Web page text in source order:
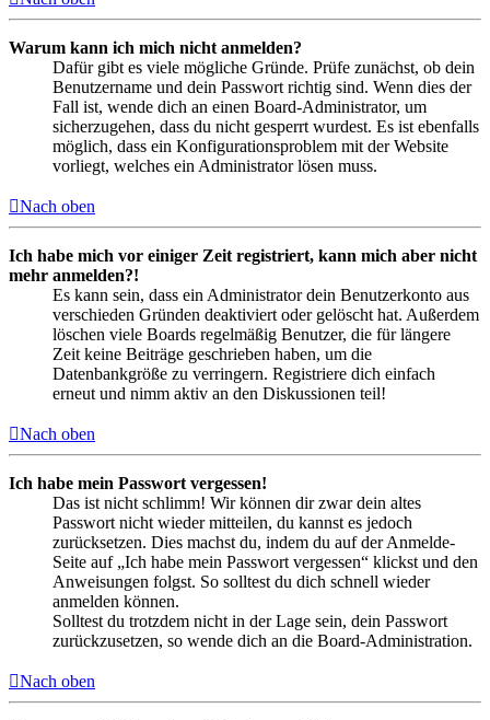
Warum kann ich mich nicht anmelden?
Dafür gibt es viele mögliche Gründe. Prüfe zunächst, ob dein
Benutzername und dein Passwort richtig sind. Wenn dies der
Fall ist, wende dich an einen Board-Administrator, um
sicherzugehen, dass du nicht gesperrt wurdest. Es ist ebenfalls
möglich, dass ein Konfigurationsproblem mit der Website
vorliegt, welches ein Administrator lösen muss.
Nach oben
Ich habe mich vor einiger Zeit registriert, kann mich aber nicht
mehr anmelden?!
Es kann sein, dass ein Administrator dein Benutzerkonto aus
verschieden Gründen deaktiviert oder gelöscht hat. Außerdem
löschen viele Boards regelmäßig Benutzer, die für längere
Zeit keine Beiträge geschrieben haben, um die
Datenbankgröße zu verringern. Registriere dich einfach
erneut und nimm aktiv an den Diskussionen teil!
Nach oben
Ich habe mein Passwort vergessen!
Das ist nicht schlimm! Wir können dir zwar dein altes
Passwort nicht wieder mitteilen, du kannst es jedoch
zurücksetzen. Dies machst du, indem du auf der Anmelde-
Seite auf „Ich habe mein Passwort vergessen“ klickst und den
Anweisungen folgst. So solltest du dich schnell wieder
anmelden können.
Solltest du trotzdem nicht in der Lage sein, dein Passwort
zurückzusetzen, so wende dich an die Board-Administration.
Nach oben